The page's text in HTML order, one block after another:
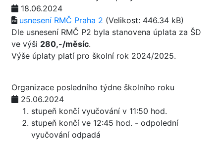
18.06.2024
usnesení RMČ Praha 2 (Velikost: 446.34 kB)
Dle usnesení RMČ P2 byla stanovena úplata za ŠD
ve výši 280,-/měsíc.
Výše úplaty platí pro školní rok 2024/2025.
Organizace posledního týdne školního roku
25.06.2024
stupeň končí vyučování v 11:50 hod.
stupeň končí ve 12:45 hod. - odpolední
vyučování odpadá